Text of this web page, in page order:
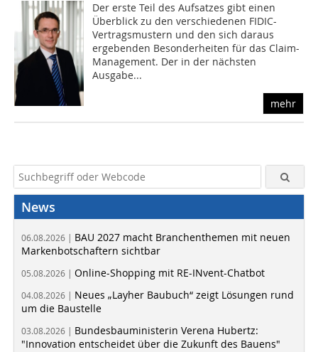
Der erste Teil des Aufsatzes gibt einen
Überblick zu den verschiedenen FIDIC-
Vertragsmustern und den sich daraus
ergebenden Besonderheiten für das Claim-
Management. Der in der nächsten
Ausgabe...
mehr
News
06.08.2026 | BAU 2027 macht Branchenthemen mit neuen
Markenbotschaftern sichtbar
05.08.2026 | Online-Shopping mit RE-INvent-Chatbot
04.08.2026 | Neues „Layher Baubuch“ zeigt Lösungen rund
um die Baustelle
03.08.2026 | Bundesbauministerin Verena Hubertz:
"Innovation entscheidet über die Zukunft des Bauens"